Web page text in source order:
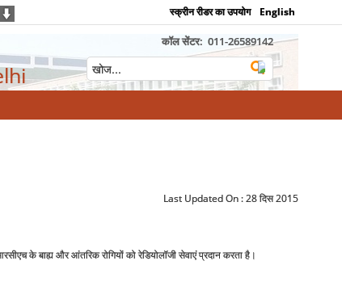
स्क्रीन रीडर का उपयोग English
कॉल सेंटर: 011-26589142
Last Updated On :28 दिस 2015
के बाह्य और आंतरिक रोगियों को रेडियोलॉजी सेवाएं प्रदान करता है।